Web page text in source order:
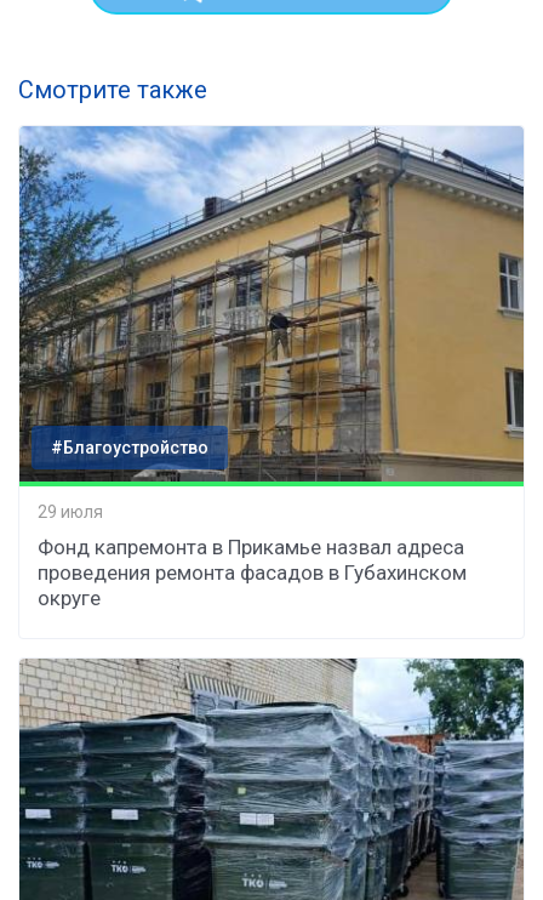
Смотрите также
#Благоустройство
29 июля
Фонд капремонта в Прикамье назвал адреса
проведения ремонта фасадов в Губахинском
округе